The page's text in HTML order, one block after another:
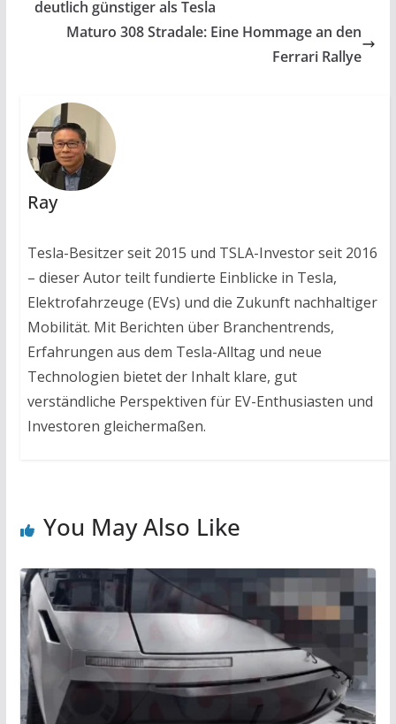
deutlich günstiger als Tesla
Maturo 308 Stradale: Eine Hommage an den
Ferrari Rallye
Ray
Tesla-Besitzer seit 2015 und TSLA-Investor seit 2016
– dieser Autor teilt fundierte Einblicke in Tesla,
Elektrofahrzeuge (EVs) und die Zukunft nachhaltiger
Mobilität. Mit Berichten über Branchentrends,
Erfahrungen aus dem Tesla-Alltag und neue
Technologien bietet der Inhalt klare, gut
verständliche Perspektiven für EV-Enthusiasten und
Investoren gleichermaßen.
You May Also Like